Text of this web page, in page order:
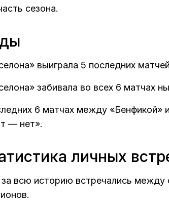
сезона.
выиграла 5 последних
забивала во всех 6 матчах
6 матчах между «Бенфикой»
— нет».
личных
всю историю встречались